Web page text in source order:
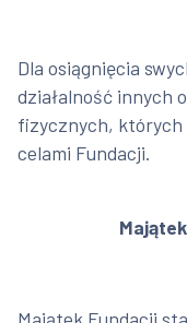
Dla osiągnięcia
działalność innych
fizycznych, których
celami Fundacji.